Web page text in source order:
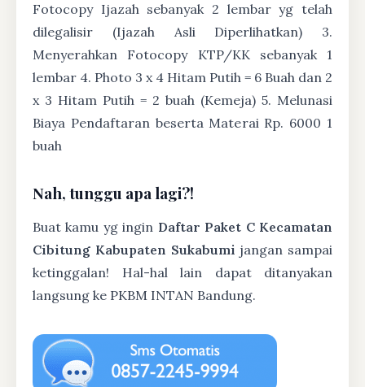
Fotocopy Ijazah sebanyak 2 lembar yg telah
dilegalisir (Ijazah Asli Diperlihatkan) 3.
Menyerahkan Fotocopy KTP/KK sebanyak 1
lembar 4. Photo 3 x 4 Hitam Putih = 6 Buah dan 2
x 3 Hitam Putih = 2 buah (Kemeja) 5. Melunasi
Biaya Pendaftaran beserta Materai Rp. 6000 1
buah
Nah, tunggu apa lagi?!
Buat kamu yg ingin Daftar Paket C Kecamatan
Cibitung Kabupaten Sukabumi jangan sampai
ketinggalan! Hal-hal lain dapat ditanyakan
langsung ke PKBM INTAN Bandung.